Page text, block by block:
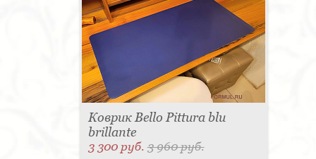
Коврик Bello Pittura blu
brillante
3 300 руб.3 960 руб.